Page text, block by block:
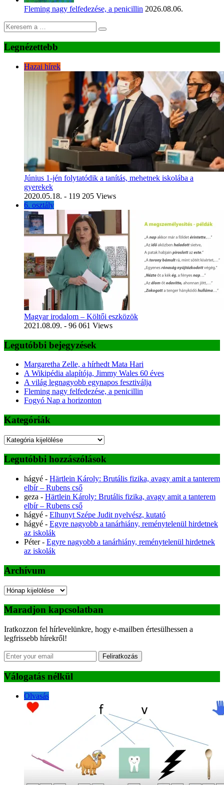
Fleming nagy felfedezése, a penicillin 2026.08.06.
Legnézettebb
Hazai hírek
Június 1-jén folytatódik a tanítás, mehetnek iskolába a
gyerekek
2020.05.18. - 119 205 Views
6. osztály
Magyar irodalom – Költői eszközök
2021.08.09. - 96 061 Views
Legutóbbi bejegyzések
Margaretha Zelle, a hírhedt Mata Hari
A Wikipédia alapítója, Jimmy Wales 60 éves
A világ legnagyobb egynapos fesztiválja
Fleming nagy felfedezése, a penicillin
Fogyó Nap a horizonton
Kategóriák
Kategóriák
Legutóbbi hozzászólások
hágyé - Härtlein Károly: Brutális fizika, avagy amit a tanterem
elbír – Rubens cső
geza - Härtlein Károly: Brutális fizika, avagy amit a tanterem
elbír – Rubens cső
hágyé - Elhunyt Szépe Judit nyelvész, kutató
hágyé - Egyre nagyobb a tanárhiány, reménytelenül hirdetnek
az iskolák
Péter- Egyre nagyobb a tanárhiány, reménytelenül hirdetnek
az iskolák
Archívum
Archívum
Maradjon kapcsolatban
Iratkozzon fel hírlevelünkre, hogy e-mailben értesülhessen a
legfrissebb hírekről!
Feliratkozás
Válogatás nélkül
Olvasás